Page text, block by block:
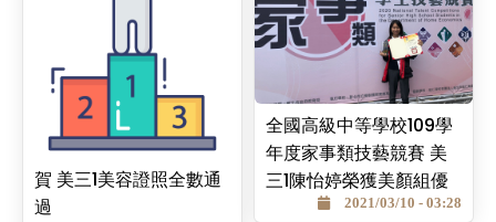
賀 美三1美容證照全數通
過
全國高級中等學校109學
年度家事類技藝競賽 美
三1陳怡婷榮獲美顏組優
2021/03/10 - 03:28